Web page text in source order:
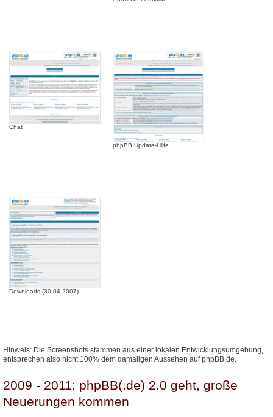
Chat
phpBB Update-Hilfe
Downloads (30.04.2007)
Hinweis: Die Screenshots stammen aus einer lokalen Entwicklungsumgebung,
entsprechen also nicht 100% dem damaligen Aussehen auf phpBB.de.
2009 - 2011: phpBB(.de) 2.0 geht, große
Neuerungen kommen